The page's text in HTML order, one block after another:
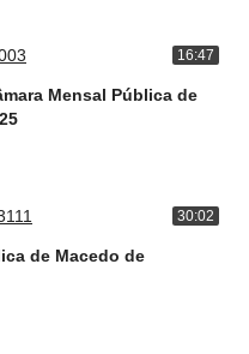
16:47
Mensal Pública de
30:02
de Macedo de